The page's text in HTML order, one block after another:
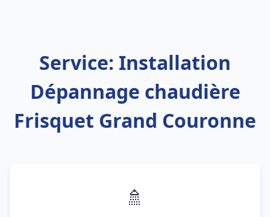
Service: Installation
Dépannage chaudière
Frisquet Grand Couronne
🚿